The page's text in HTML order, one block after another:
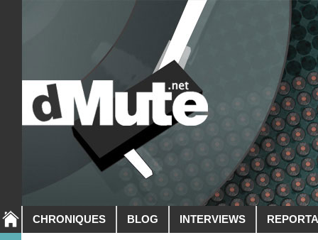
CHRONIQUES BLOG INTERVIEWS